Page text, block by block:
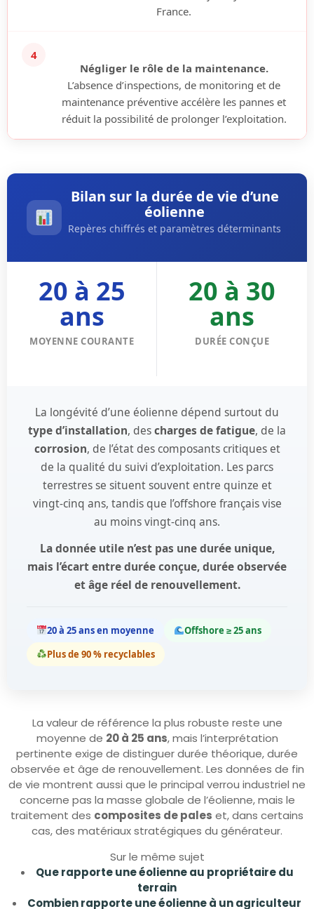
France.
4
Négliger le rôle de la maintenance.
L’absence d’inspections, de monitoring et de
maintenance préventive accélère les pannes et
réduit la possibilité de prolonger l’exploitation.
Bilan sur la durée de vie d’une
éolienne
Repères chiffrés et paramètres déterminants
20 à 25
ans
MOYENNE COURANTE
20 à 30
ans
DURÉE CONÇUE
La longévité d’une éolienne dépend surtout du
type d’installation, descharges de fatigue, de la
corrosion, de l’état des composants critiques et
de la qualité du suivi d’exploitation. Les parcs
terrestres se situent souvent entre quinze et
vingt-cinq ans, tandis que l’offshore français vise
au moins vingt-cinq ans.
La donnée utile n’est pas une durée unique,
mais l’écart entre durée conçue, durée observée
et âge réel de renouvellement.
20 à 25 ans en moyenne
Offshore ≥ 25 ans
Plus de 90 % recyclables
La valeur de référence la plus robuste reste une
moyenne de 20 à 25 ans, mais l’interprétation
pertinente exige de distinguer durée théorique, durée
observée et âge de renouvellement. Les données de fin
de vie montrent aussi que le principal verrou industriel ne
concerne pas la masse globale de l’éolienne, mais le
traitement des composites de pales et, dans certains
cas, des matériaux stratégiques du générateur.
Sur le même sujet
Que rapporte une éolienne au propriétaire du
terrain
Combien rapporte une éolienne à un agriculteur